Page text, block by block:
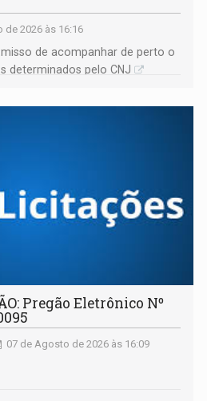
de 2026 às 16:16
de acompanhar de perto o
determinados pelo CNJ
Pregão Eletrônico Nº
07 de Agosto de 2026 às 16:09